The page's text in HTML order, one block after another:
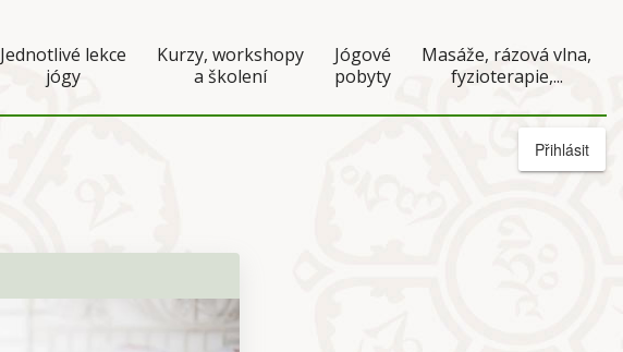
Jednotlivé lekce
jógy
Kurzy, workshopy
a školení
Jógové
pobyty
Masáže, rázová vlna,
fyzioterapie,...
Přihlásit